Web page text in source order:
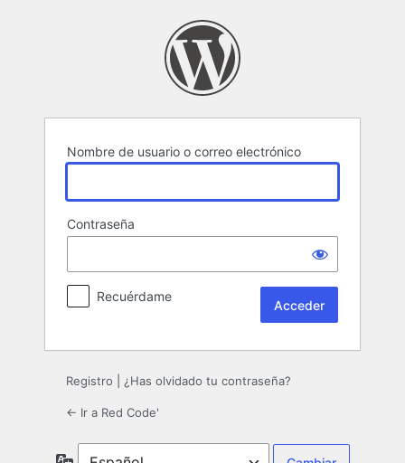
Nombre de usuario o correo electrónico
Contraseña
Recuérdame
Registro ¿Has olvidado tu contraseña?
← Ir a Red Code'